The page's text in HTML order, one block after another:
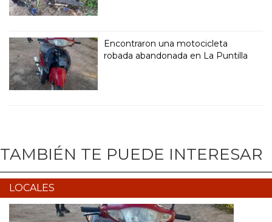
Encontraron una motocicleta
robada abandonada en La Puntilla
TAMBIÉN TE PUEDE INTERESAR
LOCALES